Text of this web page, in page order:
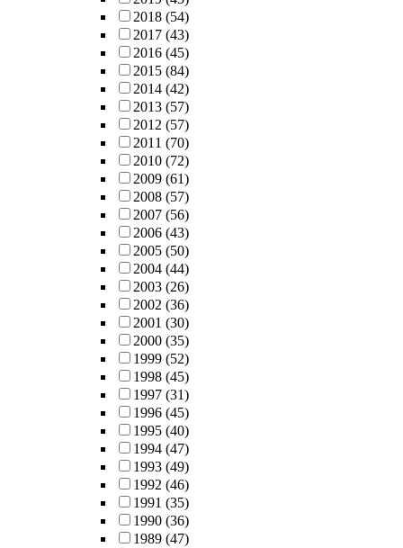
2018 (54)
2017 (43)
2016 (45)
2015 (84)
2014 (42)
2013 (57)
2012 (57)
2011 (70)
2010 (72)
2009 (61)
2008 (57)
2007 (56)
2006 (43)
2005 (50)
2004 (44)
2003 (26)
2002 (36)
2001 (30)
2000 (35)
1999 (52)
1998 (45)
1997 (31)
1996 (45)
1995 (40)
1994 (47)
1993 (49)
1992 (46)
1991 (35)
1990 (36)
1989 (47)